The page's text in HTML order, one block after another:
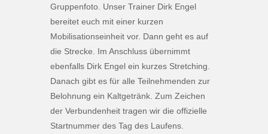
Gruppenfoto. Unser Trainer Dirk Engel
bereitet euch mit einer kurzen
Mobilisationseinheit vor. Dann geht es auf
die Strecke. Im Anschluss übernimmt
ebenfalls Dirk Engel ein kurzes Stretching.
Danach gibt es für alle Teilnehmenden zur
Belohnung ein Kaltgetränk. Zum Zeichen
der Verbundenheit tragen wir die offizielle
Startnummer des Tag des Laufens.